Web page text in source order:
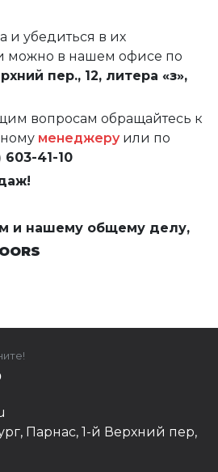
и убедиться в их
можно в нашем офисе по
пер., 12, литера «з»,
вопросам обращайтесь к
менеджеруили по
603-41-10
и нашему общему делу,
Парнас, 1-й Верхний пер,